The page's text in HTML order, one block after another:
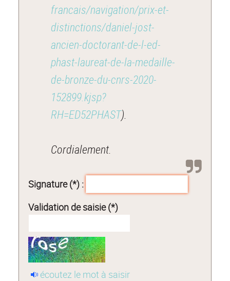
francais/navigation/prix-et-
distinctions/daniel-jost-
ancien-doctorant-de-l-ed-
phast-laureat-de-la-medaille-
de-bronze-du-cnrs-2020-
152899.kjsp?
RH=ED52PHAST).
Cordialement.
Signature (*) :
Validation de saisie (*)
écoutez le mot à saisir